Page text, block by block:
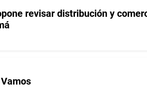
revisar distribución y